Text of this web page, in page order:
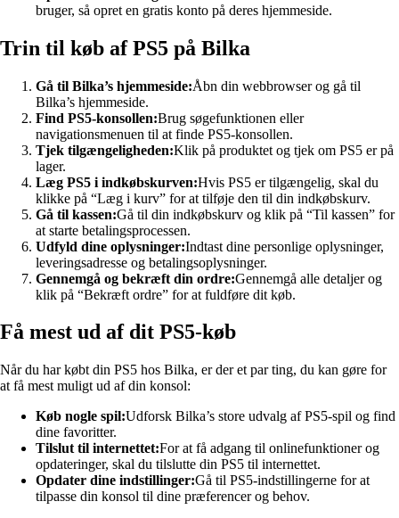
bruger, så opret en gratis konto på deres hjemmeside.
Trin til køb af PS5 på Bilka
Gå til Bilka’s hjemmeside:Åbn din webbrowser og gå til
Bilka’s hjemmeside.
Find PS5-konsollen:Brug søgefunktionen eller
navigationsmenuen til at finde PS5-konsollen.
Tjek tilgængeligheden:Klik på produktet og tjek om PS5 er på
lager.
Læg PS5 i indkøbskurven:Hvis PS5 er tilgængelig, skal du
klikke på “Læg i kurv” for at tilføje den til din indkøbskurv.
Gå til kassen:Gå til din indkøbskurv og klik på “Til kassen” for
at starte betalingsprocessen.
Udfyld dine oplysninger:Indtast dine personlige oplysninger,
leveringsadresse og betalingsoplysninger.
Gennemgå og bekræft din ordre:Gennemgå alle detaljer og
klik på “Bekræft ordre” for at fuldføre dit køb.
Få mest ud af dit PS5-køb
Når du har købt din PS5 hos Bilka, er der et par ting, du kan gøre for
at få mest muligt ud af din konsol:
Køb nogle spil:Udforsk Bilka’s store udvalg af PS5-spil og find
dine favoritter.
Tilslut til internettet:For at få adgang til onlinefunktioner og
opdateringer, skal du tilslutte din PS5 til internettet.
Opdater dine indstillinger:Gå til PS5-indstillingerne for at
tilpasse din konsol til dine præferencer og behov.